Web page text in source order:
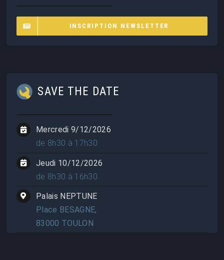
INSCRIPTION NEWSLETTER
SAVE THE DATE
Mercredi 9/12/2026
de 8h30 à 17h30
Jeudi 10/12/2026
de 8h30 à 16h30
Palais NEPTUNE
Place BESAGNE,
83000 TOULON